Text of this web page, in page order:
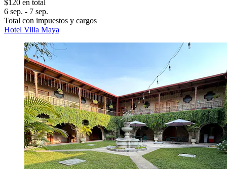
$120 en total
6 sep. - 7 sep.
Total con impuestos y cargos
Hotel Villa Maya